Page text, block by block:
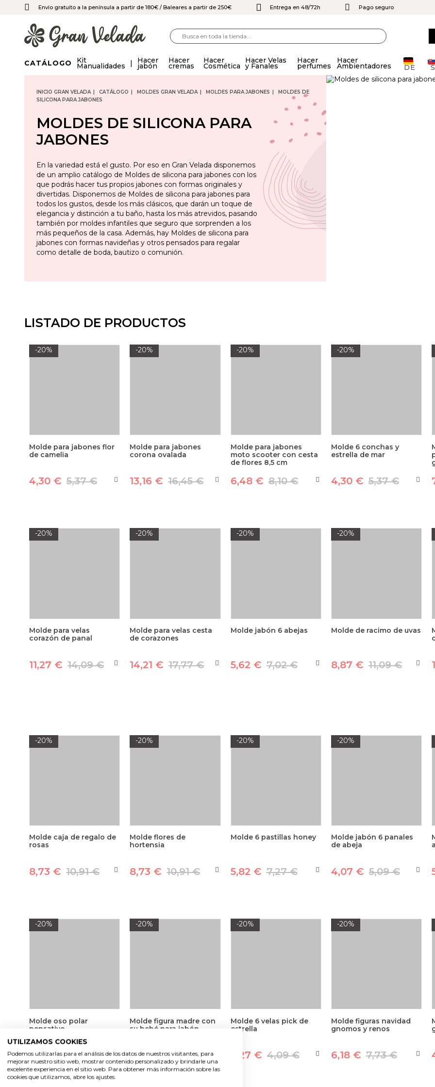
Envío gratuito a la península a partir de 180€ / Baleares a partir de 250€ Entrega en 48/72h Pago seguro
CATÁLOGO Kit
Manualidades
Hacer
jabón
Hacer
cremas
Hacer
Cosmética
Hacer Velas
y Fanales
Hacer
perfumes
Hacer
Ambientadores DE
INICIO GRAN VELADA CATÁLOGO MOLDES GRAN VELADA MOLDES PARA JABONES
MOLDES DE
SILICONA PARA JABONES
MOLDES DE SILICONA PARA
JABONES
En la variedad está el gusto. Por eso en Gran Velada disponemos
de un amplio catálogo de Moldes de silicona para jabones con los
que podrás hacer tus propios jabones con formas originales y
divertidas. Disponemos de Moldes de silicona para jabones para
todos los gustos, desde los más clásicos, que darán un toque de
elegancia y distinción a tu baño, hasta los más atrevidos, pasando
también por moldes infantiles que seguro que sorprenden a los
más pequeños de la casa. Además, hay Moldes de silicona para
jabones con formas navideñas y otros pensados para regalar
como detalle de boda, bautizo o comunión.
LISTADO DE PRODUCTOS
-20%
Molde para jabones flor
de camelia
4,30 € 5,37 €
-20%
Molde para jabones
corona ovalada
13,16 € 16,45 €
-20%
Molde para jabones
moto scooter con cesta
de flores 8,5 cm
6,48 € 8,10 €
-20%
Molde 6 conchas y
estrella de mar
4,30 € 5,37 €
-20%
Molde para velas
corazón de panal
11,27 € 14,09 €
-20%
Molde para velas cesta
de corazones
14,21 € 17,77 €
-20%
Molde jabón 6 abejas
5,62 € 7,02 €
-20%
Molde de racimo de uvas
8,87 € 11,09 €
-20%
Molde caja de regalo de
rosas
8,73 € 10,91 €
-20%
Molde flores de
hortensia
8,73 € 10,91 €
-20%
Molde 6 pastillas honey
5,82 € 7,27 €
-20%
Molde jabón 6 panales
de abeja
4,07 € 5,09 €
-20%
Molde oso polar
pensativo
13,82 € 17,27 €
-20%
Molde figura madre con
su bebé para jabón
4,73 € 5,91 €
-20%
Molde 6 velas pick de
estrella
3,27 € 4,09 €
-20%
Molde figuras navidad
gnomos y renos
6,18 € 7,73 €
UTILIZAMOS COOKIES
Podemos utilizarlas para el análisis de los datos de nuestros visitantes, para
mejorar nuestro sitio web, mostrar contenido personalizado y brindarle una
excelente experiencia en el sitio web. Para obtener más información sobre las
cookies que utilizamos, abre los ajustes.